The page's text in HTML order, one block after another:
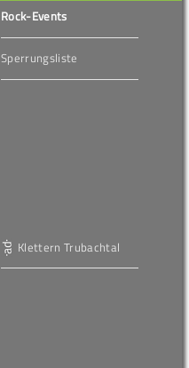
Rock-Events
Sperrungsliste
Klettern Trubachtal